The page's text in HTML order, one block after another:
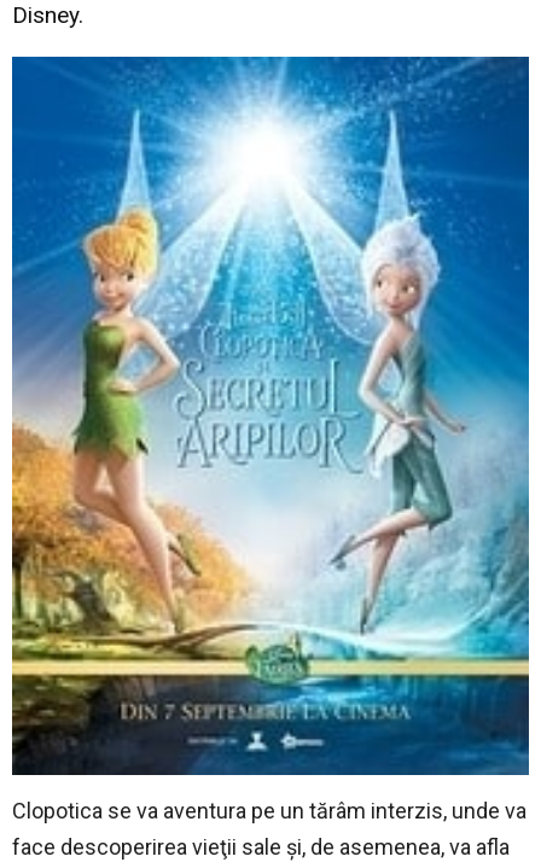
Disney.
Clopotica se va aventura pe un tărâm interzis, unde va
face descoperirea vieţii sale şi, de asemenea, va afla